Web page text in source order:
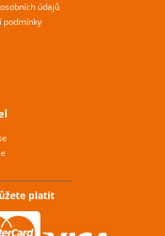
údajů
podmínky
platit